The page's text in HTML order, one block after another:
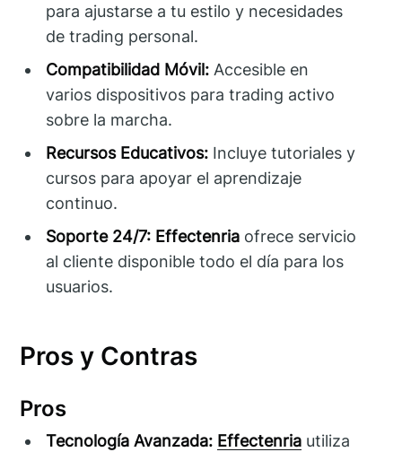
para ajustarse a tu estilo y necesidades
de trading personal.
Compatibilidad Móvil: Accesible en
varios dispositivos para trading activo
sobre la marcha.
Recursos Educativos: Incluye tutoriales y
cursos para apoyar el aprendizaje
continuo.
Soporte 24/7: Effectenria ofrece servicio
al cliente disponible todo el día para los
usuarios.
Pros y Contras
Pros
Tecnología Avanzada: Effectenria utiliza